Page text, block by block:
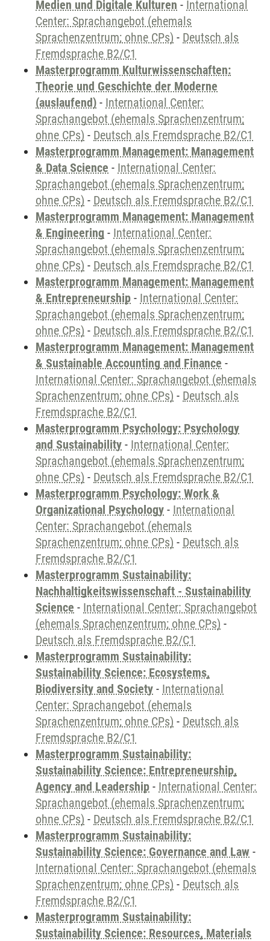
Medien und Digitale Kulturen - International
Center: Sprachangebot (ehemals
Sprachenzentrum; ohne CPs) - Deutsch als
Fremdsprache B2/C1
Masterprogramm Kulturwissenschaften:
Theorie und Geschichte der Moderne
(auslaufend) - International Center:
Sprachangebot (ehemals Sprachenzentrum;
ohne CPs) - Deutsch als Fremdsprache B2/C1
Masterprogramm Management: Management
& Data Science - International Center:
Sprachangebot (ehemals Sprachenzentrum;
ohne CPs) - Deutsch als Fremdsprache B2/C1
Masterprogramm Management: Management
& Engineering - International Center:
Sprachangebot (ehemals Sprachenzentrum;
ohne CPs) - Deutsch als Fremdsprache B2/C1
Masterprogramm Management: Management
& Entrepreneurship - International Center:
Sprachangebot (ehemals Sprachenzentrum;
ohne CPs) - Deutsch als Fremdsprache B2/C1
Masterprogramm Management: Management
& Sustainable Accounting and Finance -
International Center: Sprachangebot (ehemals
Sprachenzentrum; ohne CPs) - Deutsch als
Fremdsprache B2/C1
Masterprogramm Psychology: Psychology
and Sustainability - International Center:
Sprachangebot (ehemals Sprachenzentrum;
ohne CPs) - Deutsch als Fremdsprache B2/C1
Masterprogramm Psychology: Work &
Organizational Psychology - International
Center: Sprachangebot (ehemals
Sprachenzentrum; ohne CPs) - Deutsch als
Fremdsprache B2/C1
Masterprogramm Sustainability:
Nachhaltigkeitswissenschaft - Sustainability
Science - International Center: Sprachangebot
(ehemals Sprachenzentrum; ohne CPs) -
Deutsch als Fremdsprache B2/C1
Masterprogramm Sustainability:
Sustainability Science: Ecosystems,
Biodiversity and Society - International
Center: Sprachangebot (ehemals
Sprachenzentrum; ohne CPs) - Deutsch als
Fremdsprache B2/C1
Masterprogramm Sustainability:
Sustainability Science: Entrepreneurship,
Agency and Leadership - International Center:
Sprachangebot (ehemals Sprachenzentrum;
ohne CPs) - Deutsch als Fremdsprache B2/C1
Masterprogramm Sustainability:
Sustainability Science: Governance and Law -
International Center: Sprachangebot (ehemals
Sprachenzentrum; ohne CPs) - Deutsch als
Fremdsprache B2/C1
Masterprogramm Sustainability:
Sustainability Science: Resources, Materials